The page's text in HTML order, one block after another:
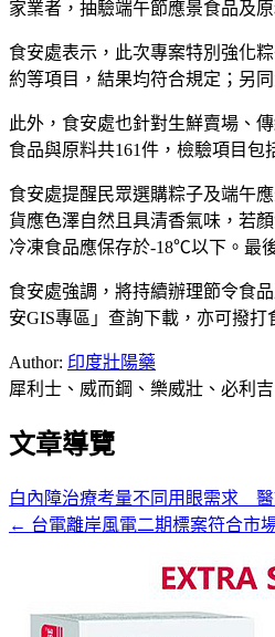
家業者，抽驗端午節應景食品及
食安處表示，此次專案特別強化
約等項目，結果均符合規定；另
此外，食安處也針對生鮮賣場、
食品與原料共161件，檢驗項目
食安處提醒民眾選購粽子及端午
貨應色澤自然且具清香氣味，若
冷凍食品應保存於-18℃以下。最
食安處強調，將持續辦理節令食
安GIS專區」查詢下載，亦可撥打
Author: 印度壯陽藥
犀利士、威而鋼、樂威壯、必利
文章導覽
白內障治療考量不同用眼需求
← 台電離岸風電二期標案符合市